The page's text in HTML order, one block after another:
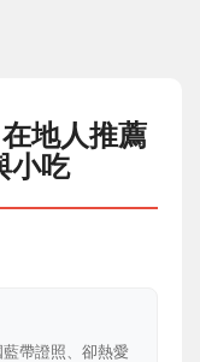
地人推薦
小吃
帶證照、卻熱愛